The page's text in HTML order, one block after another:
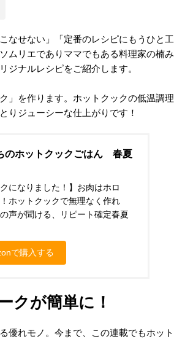
なせない」「定番のレシピにもうひと工
ムリエでありママでもある料理家の楠み
ジナルレシピをご紹介します。
」を作ります。ホットクックの低温調理
りジューシーな仕上がりです！
のホットクックごはん 春夏
になりました！】お肉はホロ
ホットクックで無理なく作れ
声が聞ける、リピート確定春夏
で購入する
クが簡単に！
優れモノ。今まで、この連載でもホット